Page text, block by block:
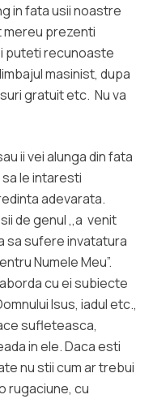
in fata usii noastre
mereu prezenti
puteti recunoaste
masinist, dupa
gratuit etc. Nu va
ii vei alunga din fata
le intaresti
adevarata.
de genul ,,a venit
sa sufere invatatura
Numele Meu”.
cu ei subiecte
Isus, iadul etc.,
sufleteasca,
in ele. Daca esti
nu stii cum ar trebui
rugaciune, cu